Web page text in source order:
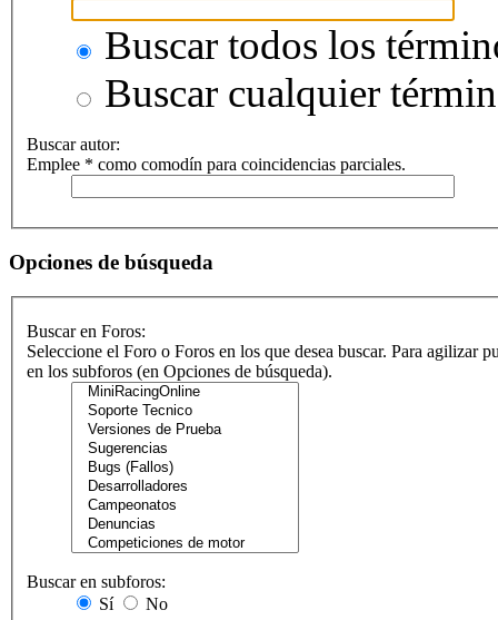
Buscar todos los
Buscar cualquier
Buscar autor:
Emplee * como comodín para coincidencias parciales.
Opciones de búsqueda
Buscar en Foros:
Seleccione el Foro o Foros en los que desea buscar. Para agilizar
en los subforos (en Opciones de búsqueda).
Buscar en subforos:
Sí
No